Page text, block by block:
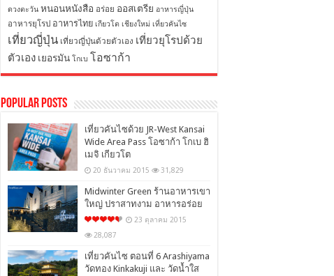
ดวงตะวัน หนอนหนังสือ อร่อย ออสเตรีย อาหารญี่ปุ่น
อาหารยุโรป อาหารไทย เกียวโต เชียงใหม่ เที่ยวคันไซ
เที่ยวญี่ปุ่น เที่ยวญี่ปุ่นด้วยตัวเอง เที่ยวยุโรปด้วย
ตัวเอง เยอรมัน โกเบ โอซาก้า
Popular Posts
เที่ยวคันไซด้วย JR-West Kansai
Wide Area Pass โอซาก้า โกเบ ฮิ
เมจิ เกียวโต
20 ธันวาคม 2015 31,829
Midwinter Green ร้านอาหารเขา
ใหญ่ ปราสาทงาม อาหารอร่อย
23 ตุลาคม 2015
28,087
เที่ยวคันไซ ตอนที่ 6 Arashiyama
วัดทอง Kinkakuji และ วัดน้ำใส